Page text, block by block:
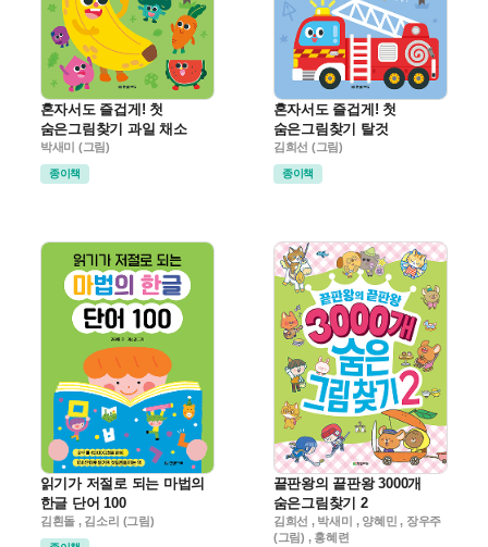
혼자서도 즐겁게! 첫
숨은그림찾기 과일 채소
박새미 (그림)
종이책
혼자서도 즐겁게! 첫
숨은그림찾기 탈것
김희선 (그림)
종이책
읽기가 저절로 되는 마법의
한글 단어 100
김흰돌 , 김소리 (그림)
끝판왕의 끝판왕 3000개
숨은그림찾기 2
김희선 , 박새미 , 양혜민 , 장우주
(그림) , 홍혜련